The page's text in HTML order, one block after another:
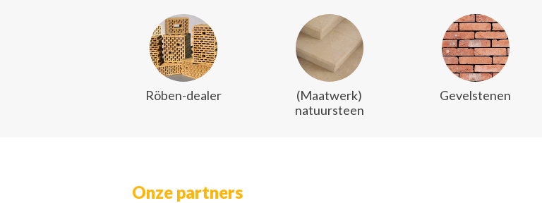
Röben-dealer
(Maatwerk)
natuursteen
Gevelstenen
Onze partners